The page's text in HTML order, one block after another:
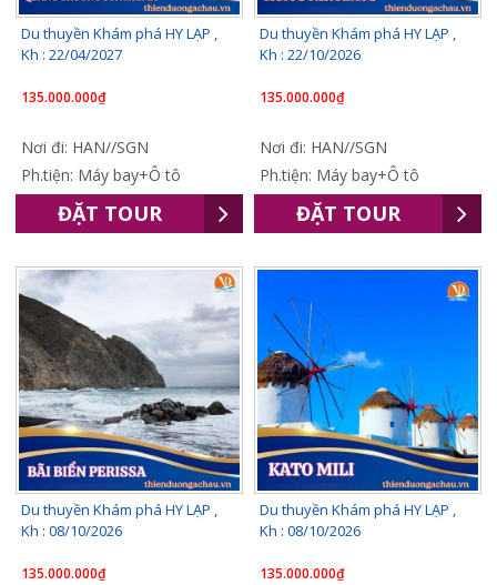
Du thuyền Khám phá HY LẠP ,
Kh : 22/04/2027
135.000.000₫
Nơi đi: HAN//SGN
Ph.tiện: Máy bay+Ô tô
ĐẶT TOUR
Du thuyền Khám phá HY LẠP ,
Kh : 22/10/2026
135.000.000₫
Nơi đi: HAN//SGN
Ph.tiện: Máy bay+Ô tô
ĐẶT TOUR
Du thuyền Khám phá HY LẠP ,
Kh : 08/10/2026
135.000.000₫
Du thuyền Khám phá HY LẠP ,
Kh : 08/10/2026
135.000.000₫